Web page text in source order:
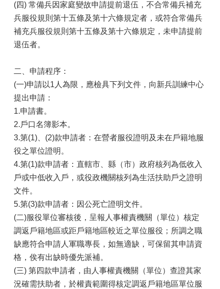
救
災
資
訊
網
prevention
and
response)
政
府
資
公
開
專
區
開
放
資
料
專
區
統
計
資
(四) 常備兵因家庭變故申請提前退伍，不合常備兵補充
兵服役規則第十五條及第十六條規定者，或符合常備兵
補充兵服役規則第十五條及第十六條規定，未申請提前
退伍者。
二、申請程序：
(一)申請以1人為限，應檢具下列文件，向新兵訓練中心
提出申請：
1.申請書。
2.戶口名簿影本。
3.第(1)、(2)款申請者：在營者服役證明及未在戶籍地服
役之單位證明。
4.第(1)款申請者：直轄市、縣（市）政府核列為低收入
戶或中低收入戶，或役政機關核列為生活扶助戶之證明
文件。
5.第(3)款申請者：因公死亡證明文件。
(二)服役單位審核後，呈報人事權責機關（單位）核定
調返戶籍地區或距戶籍地區較近之單位服役；所調之職
缺應符合申請人軍職專長，如無適缺，可保留其申請資
格，俟有出缺時優先派補。
(三) 第四款申請者，由人事權責機關（單位）查證其家
況確需扶助者，於權責範圍得核定調返戶籍地區單位服